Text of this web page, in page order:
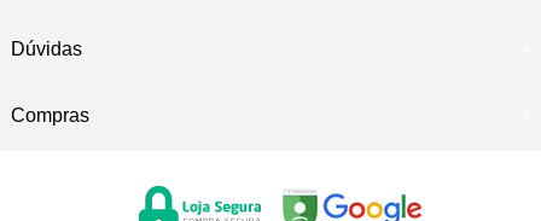
Dúvidas
Compras